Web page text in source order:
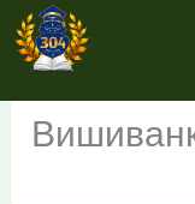
Перейти
до